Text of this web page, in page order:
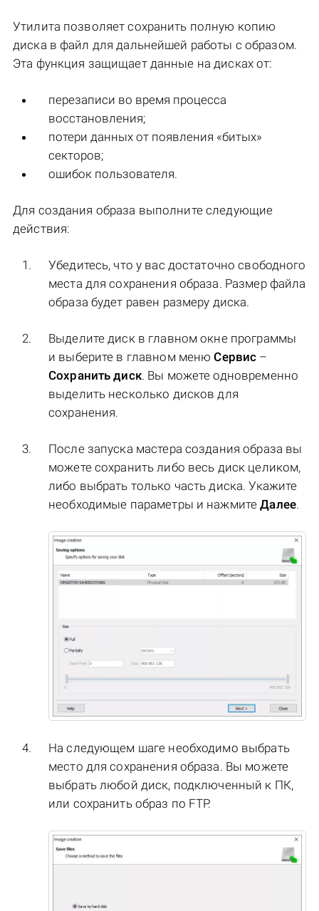
Утилита позволяет сохранить полную копию
диска в файл для дальнейшей работы с образом.
Эта функция защищает данные на дисках от:
перезаписи во время процесса
восстановления;
потери данных от появления «битых»
секторов;
ошибок пользователя.
Для создания образа выполните следующие
действия:
Убедитесь, что у вас достаточно свободного
места для сохранения образа. Размер файла
образа будет равен размеру диска.
Выделите диск в главном окне программы
и выберите в главном менюСервис –
Сохранить диск. Вы можете одновременно
выделить несколько дисков для
сохранения.
После запуска мастера создания образа вы
можете сохранить либо весь диск целиком,
либо выбрать только часть диска. Укажите
необходимые параметры и нажмитеДалее.
На следующем шаге необходимо выбрать
место для сохранения образа. Вы можете
выбрать любой диск, подключенный к ПК,
или сохранить образ по FTP.